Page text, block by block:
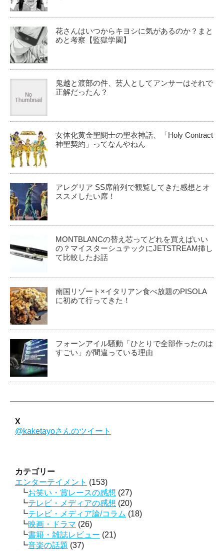
花さんはいつからキヨシに気があるのか？まと
めと考察【監獄学園】
鬼越と渡部の件、芸人としてアンサーはそれで
正解だったん？
女体化黄金聖闘士の聖衣神話、「Holy Contract
神聖契約」ってなんやねん
アレグリア SS席前列で観覧してきた感想とオ
ススメしたい席！
MONTBLANCの替え芯ってどれを買えばいい
の？マイスターシュテックにJETSTREAM挿し
て比較したお話
南国リゾート×イタリアン食べ放題のPISOLA
に初めて行ってきた！
フォーンアイル騒動「ひとりで全部作ったのは
すごい」が間違っている理由
X
@kaketayoさんのツイート
カテゴリー
エンターテイメント (153)
お笑い・賞レースの感想 (27)
テレビ・メディアの感想 (20)
テレビ・メディア論/コラム (18)
映画・ドラマ (26)
書籍・雑誌レビュー (21)
音楽の話題 (37)